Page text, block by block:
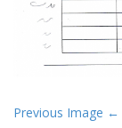
← Previous Image